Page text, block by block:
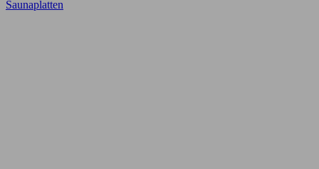
Saunaplatten